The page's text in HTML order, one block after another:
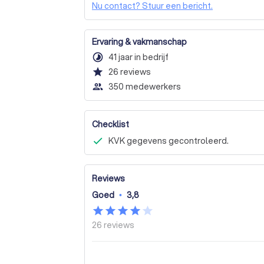
Nu contact? Stuur een bericht.
Ervaring & vakmanschap
timelapse 41 jaar in bedrijf
star 26 reviews
people_outline 350 medewerkers
Checklist
KVK gegevens gecontroleerd.
Reviews
Goed • 3,8
26 reviews